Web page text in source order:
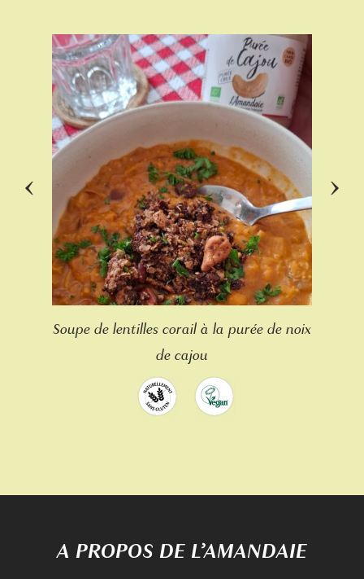
Soupe de lentilles corail à la purée de noix
de cajou
‹ ›
A PROPOS DE L’AMANDAIE